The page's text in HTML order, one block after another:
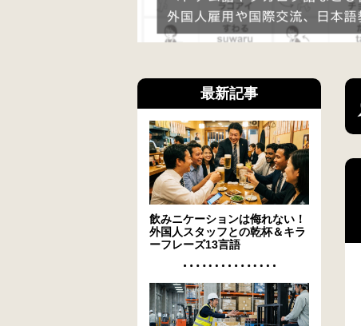
最新記事
飲みニケーションは侮れない！
外国人スタッフとの乾杯＆キラ
ーフレーズ13言語